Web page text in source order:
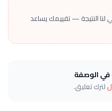
النتيجة — تقييمك يساعد
في الوصفة
لترك تعليق.